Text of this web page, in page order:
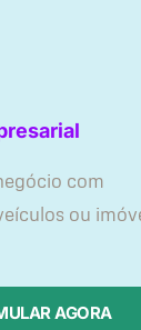
com
ou
AGORA